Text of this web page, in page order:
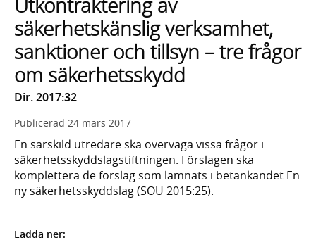
lista
med
sökförslag
Utkontraktering av
säkerhetskänslig verksamhet,
sanktioner och tillsyn – tre frågor
om säkerhetsskydd
Dir. 2017:32
Publicerad 24 mars 2017
En särskild utredare ska överväga vissa frågor i
säkerhetsskyddslagstiftningen. Förslagen ska
komplettera de förslag som lämnats i betänkandet En
ny säkerhetsskyddslag (SOU 2015:25).
Ladda ner: